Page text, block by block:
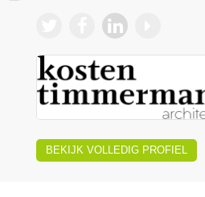
BEKIJK VOLLEDIG PROFIEL